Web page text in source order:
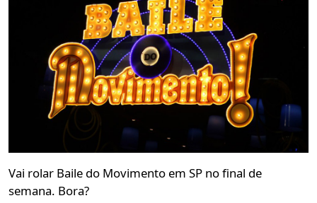
Vai rolar Baile do Movimento em SP no final de
semana. Bora?